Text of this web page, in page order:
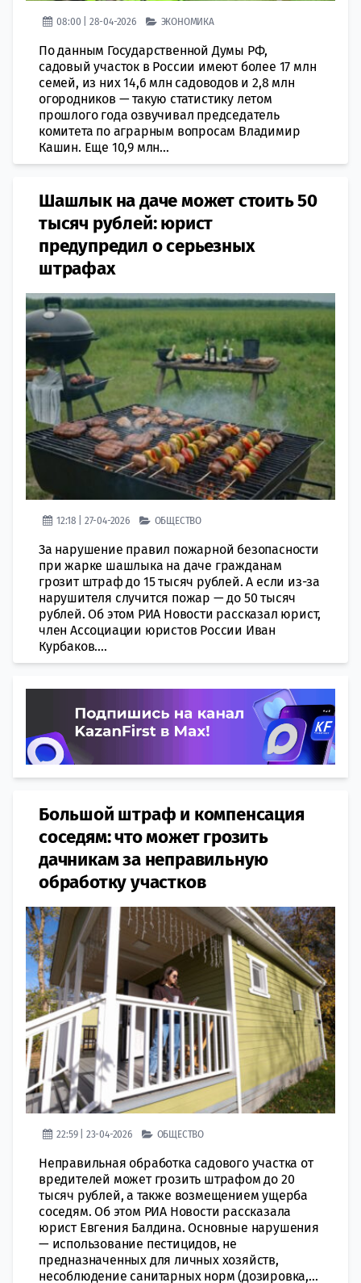
08:00 | 28-04-2026 ЭКОНОМИКА
По данным Государственной Думы РФ,
садовый участок в России имеют более 17 млн
семей, из них 14,6 млн садоводов и 2,8 млн
огородников — такую статистику летом
прошлого года озвучивал председатель
комитета по аграрным вопросам Владимир
Кашин. Еще 10,9 млн...
Шашлык на даче может стоить 50
тысяч рублей: юрист
предупредил о серьезных
штрафах
12:18 | 27-04-2026 ОБЩЕСТВО
За нарушение правил пожарной безопасности
при жарке шашлыка на даче гражданам
грозит штраф до 15 тысяч рублей. А если из-за
нарушителя случится пожар — до 50 тысяч
рублей. Об этом РИА Новости рассказал юрист,
член Ассоциации юристов России Иван
Курбаков....
Большой штраф и компенсация
соседям: что может грозить
дачникам за неправильную
обработку участков
22:59 | 23-04-2026 ОБЩЕСТВО
Неправильная обработка садового участка от
вредителей может грозить штрафом до 20
тысяч рублей, а также возмещением ущерба
соседям. Об этом РИА Новости рассказала
юрист Евгения Балдина. Основные нарушения
— использование пестицидов, не
предназначенных для личных хозяйств,
несоблюдение санитарных норм (дозировка,...